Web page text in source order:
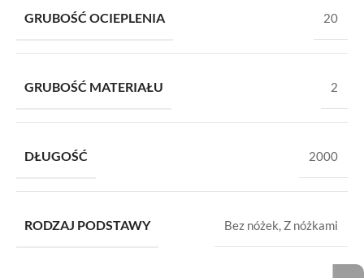
GRUBOŚĆ OCIEPLENIA 20
GRUBOŚĆ MATERIAŁU 2
DŁUGOŚĆ 2000
RODZAJ PODSTAWY Bez nóżek Z nóżkami